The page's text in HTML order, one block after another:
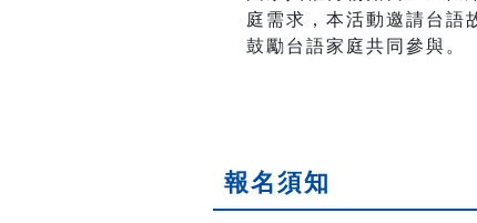
庭需求，本活動邀請台語
鼓勵台語家庭共同參與。
報名須知